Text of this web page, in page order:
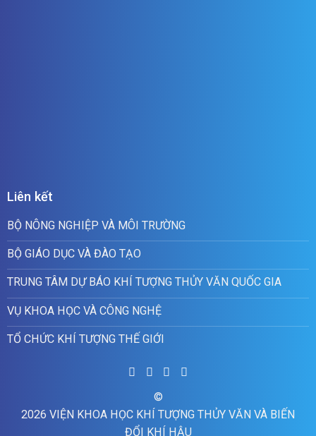
Liên kết
BỘ NÔNG NGHIỆP VÀ MÔI TRƯỜNG
BỘ GIÁO DỤC VÀ ĐÀO TẠO
TRUNG TÂM DỰ BÁO KHÍ TƯỢNG THỦY VĂN QUỐC GIA
VỤ KHOA HỌC VÀ CÔNG NGHỆ
TỔ CHỨC KHÍ TƯỢNG THẾ GIỚI
©
2026 VIỆN KHOA HỌC KHÍ TƯỢNG THỦY VĂN VÀ BIẾN
ĐỔI KHÍ HẬU